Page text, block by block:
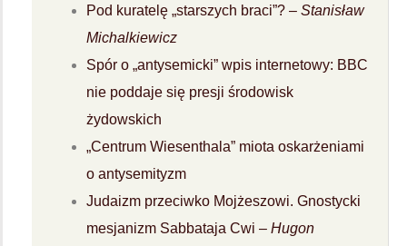
Pod kuratelę „starszych braci”? – Stanisław
Michalkiewicz
Spór o „antysemicki” wpis internetowy: BBC
nie poddaje się presji środowisk
żydowskich
„Centrum Wiesenthala” miota oskarżeniami
o antysemityzm
Judaizm przeciwko Mojżeszowi. Gnostycki
mesjanizm Sabbataja Cwi – Hugon